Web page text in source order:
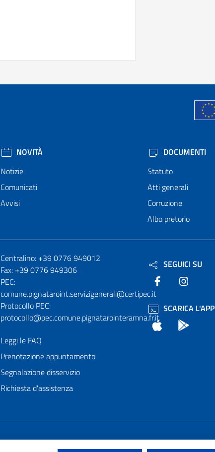
NOVITÀ
Notizie
Comunicati
Avvisi
DOCUMENTI
Statuto
Atti generali
Corruzione
Albo pretorio
Numeri utili
Centralino: +39 0776 949012
Fax: +39 0776 949306
PEC:
comune.pignataroint.servizigenerali@certipec.it
Protocollo PEC:
protocollo@pec.comune.pignatarointeramna.fr.it
Leggi le FAQ
Prenotazione appuntamento
Segnalazione disservizio
Richiesta d'assistenza
SEGUICI SU
Facebook
SCARICA L'APP
App Store